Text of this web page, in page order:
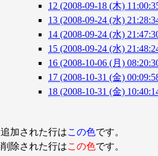
12 (2008-09-18 (木)
13 (2008-09-24 (水)
14 (2008-09-24 (水)
15 (2008-09-24 (水)
16 (2008-10-06 (月)
17 (2008-10-31 (金)
18 (2008-10-31 (金)
追加された行はこの色です。
削除された行はこの色です。